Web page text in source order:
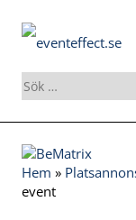
Sök
efter:
Skip
to
content
Hem »
event